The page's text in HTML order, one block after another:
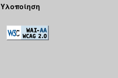
Υλοποίηση